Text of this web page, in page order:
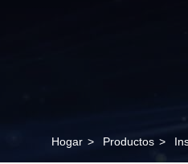
Hogar > Productos >